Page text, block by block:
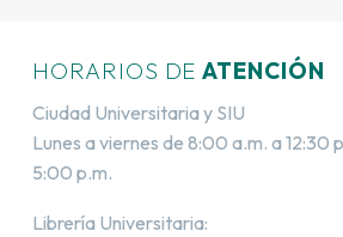
HORARIOS DEATENCIÓN
Ciudad Universitaria y SIU
Lunes a viernes de 8:00 a.m. a 12:30
5:00 p.m.
Librería Universitaria: